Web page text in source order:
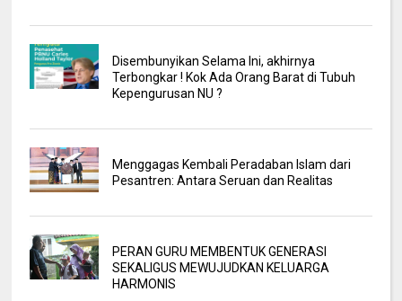
Disembunyikan Selama Ini, akhirnya
Terbongkar ! Kok Ada Orang Barat di Tubuh
Kepengurusan NU ?
Menggagas Kembali Peradaban Islam dari
Pesantren: Antara Seruan dan Realitas
PERAN GURU MEMBENTUK GENERASI
SEKALIGUS MEWUJUDKAN KELUARGA
HARMONIS